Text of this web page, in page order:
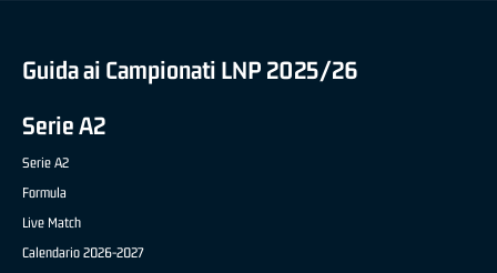
Guida ai Campionati LNP 2025/26
Serie A2
Serie A2
Formula
Live Match
Calendario 2026-2027